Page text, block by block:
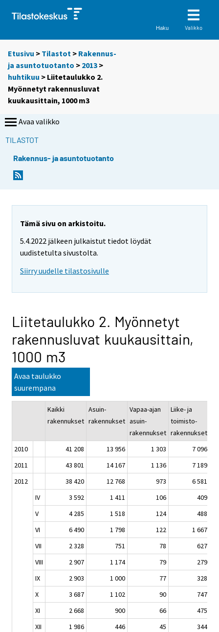
Haku Valikko
Etusivu > Tilastot > Rakennus-
ja asuntotuotanto > 2013 >
huhtikuu > Liitetaulukko 2.
Myönnetyt rakennusluvat
kuukausittain, 1000 m3
Avaa valikko
TILASTOT
Rakennus- ja asuntotuotanto
Tämä sivu on arkistoitu.
5.4.2022 jälkeen julkaistut tiedot löydät
uudistetulta sivustolta.
Siirry uudelle tilastosivulle
Liitetaulukko 2. Myönnetyt
rakennusluvat kuukausittain,
1000 m3
Avaa taulukko
suurempana
Kaikki
rakennukset
Asuin-
rakennukset
Vapaa-ajan
asuin-
rakennukset
Liike- ja
toimisto-
rakennukset
2010
41 208 13 956 1 303
7 096
2011
43 801 14 167 1 136
7 189
2012
38 420 12 768 973
6 581
IV
3 592 1 411 106
409
V
4 285 1 518 124
488
VI
6 490 1 798 122
1 667
VII
2 328 751 78
627
VIII
2 907 1 174 79
279
IX
2 903 1 000 77
328
X
3 687 1 102 90
747
XI
2 668 900 66
475
XII
1 986 446 45
344